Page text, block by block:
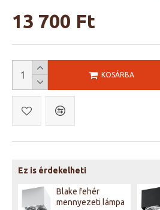
13 700 Ft
KOSÁRBA
Ez is érdekelheti
Blake fehér
mennyezeti lámpa